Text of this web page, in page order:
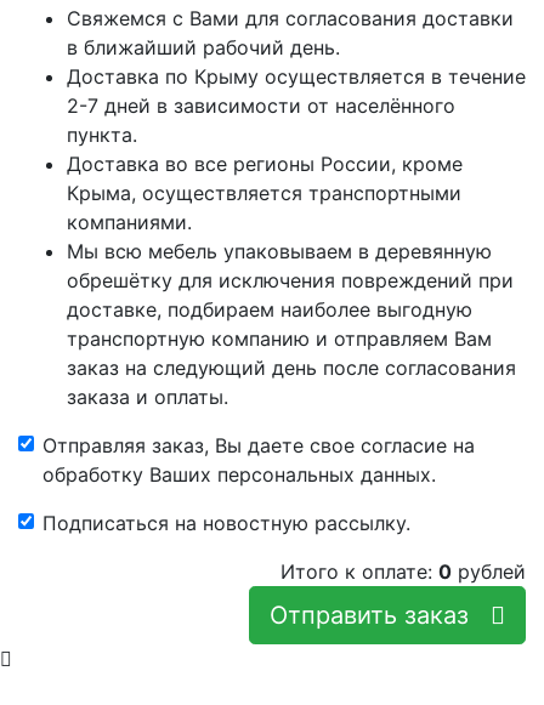
Свяжемся с Вами для согласования доставки
в ближайший рабочий день.
Доставка по Крыму осуществляется в течение
2-7 дней в зависимости от населённого
пункта.
Доставка во все регионы России, кроме
Крыма, осуществляется транспортными
компаниями.
Мы всю мебель упаковываем в деревянную
обрешётку для исключения повреждений при
доставке, подбираем наиболее выгодную
транспортную компанию и отправляем Вам
заказ на следующий день после согласования
заказа и оплаты.
Отправляя заказ, Вы даете свое согласие на
обработку Ваших персональных данных.
Подписаться на новостную рассылку.
Итого к оплате: 0 рублей